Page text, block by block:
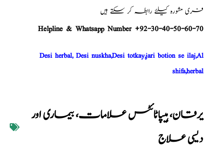
فری مشورہ کیلئے رابطہ کر سکتے ہیں
Helpline & Whatsapp Number +92-30-40-50-60-70
Desi herbal, Desi nuskha,Desi totkay,jari botion se ilaj,Al
shifa,herbal
یرقان، ہیپاٹائٹس علامات، بیماری اور
دیسی علاج